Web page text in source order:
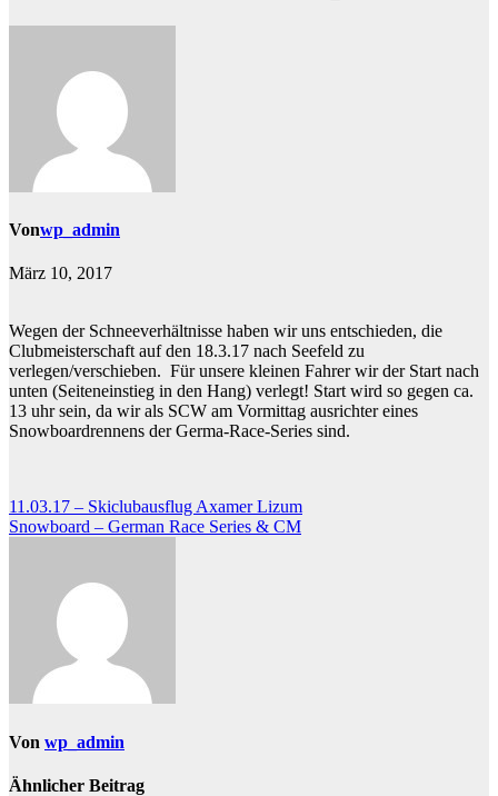
Vonwp_admin
März 10, 2017
Wegen der Schneeverhältnisse haben wir uns entschieden, die
Clubmeisterschaft auf den 18.3.17 nach Seefeld zu
verlegen/verschieben. Für unsere kleinen Fahrer wir der Start nach
unten (Seiteneinstieg in den Hang) verlegt! Start wird so gegen ca.
13 uhr sein, da wir als SCW am Vormittag ausrichter eines
Snowboardrennens der Germa-Race-Series sind.
Beitragsnavigation
11.03.17 – Skiclubausflug Axamer Lizum
Snowboard – German Race Series & CM
Von wp_admin
Ähnlicher Beitrag